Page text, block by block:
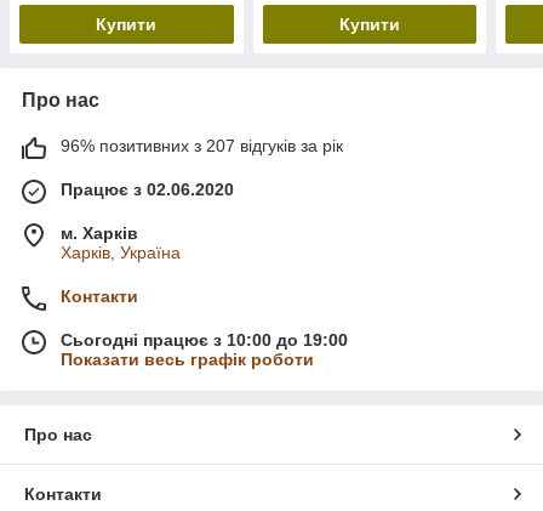
Купити Купити
Про нас
96% позитивних з 207 відгуків за рік
Працює з 02.06.2020
м. Харків
Харків, Україна
Контакти
Сьогодні працює з 10:00 до 19:00
Показати весь графік роботи
Про нас
Контакти